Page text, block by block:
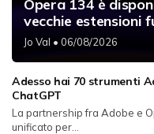
Opera 134 è
vecchie estensioni
Jo Val • 06/08/2026
Adesso hai 70 strumenti
ChatGPT
La partnership fra Adobe e
unificato per...